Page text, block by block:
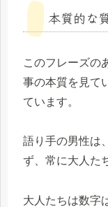
本質的な
このフレーズの
事の本質を見て
ています。
語り手の男性は
ず、常に大人た
大人たちは数字